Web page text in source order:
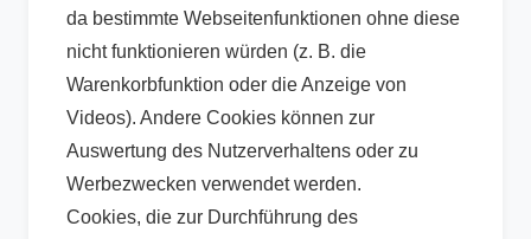
da bestimmte Webseitenfunktionen ohne diese
nicht funktionieren würden (z. B. die
Warenkorbfunktion oder die Anzeige von
Videos). Andere Cookies können zur
Auswertung des Nutzerverhaltens oder zu
Werbezwecken verwendet werden.
Cookies, die zur Durchführung des